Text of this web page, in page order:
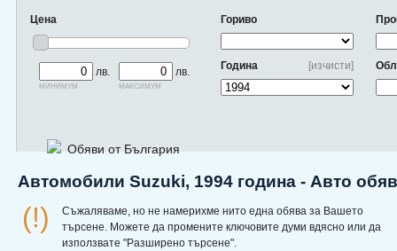
Цена
лв.
минимум
лв.
максимум
Гориво
[изчисти]
Година
Обяви от България
Автомобили Suzuki, 1994 година - Авто
(!)
Съжаляваме, но не намерихме нито една обява за Вашето
търсене. Можете да промените ключовите думи вдясно или да
използвате "Разширено търсене".